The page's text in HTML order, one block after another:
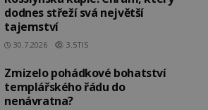
dodnes střeží svá největší
tajemství
30.7.2026 3.5TIS
Zmizelo pohádkové bohatství
templářského řádu do
nenávratna?